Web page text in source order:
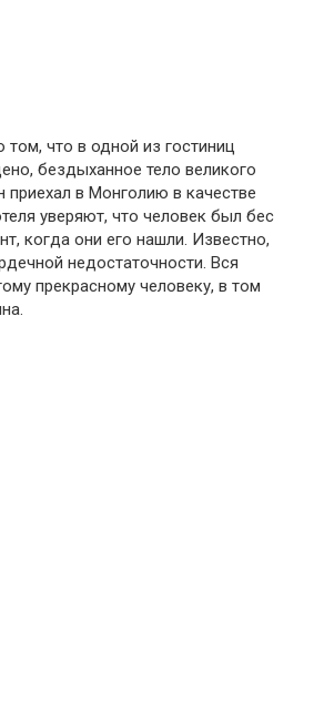
что в одной из гостиниц
бездыханное тело великого
приехал в Монголию в качестве
уверяют, что человек был бес
когда они его нашли. Известно,
недостаточности. Вся
прекрасному человеку, в том